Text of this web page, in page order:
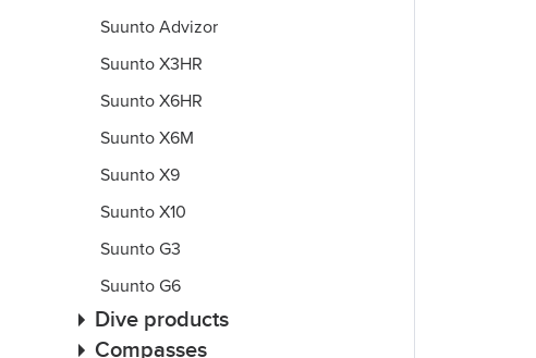
Suunto Advizor
Suunto X3HR
Suunto X6HR
Suunto X6M
Suunto X9
Suunto X10
Suunto G3
Suunto G6
Dive products
Compasses